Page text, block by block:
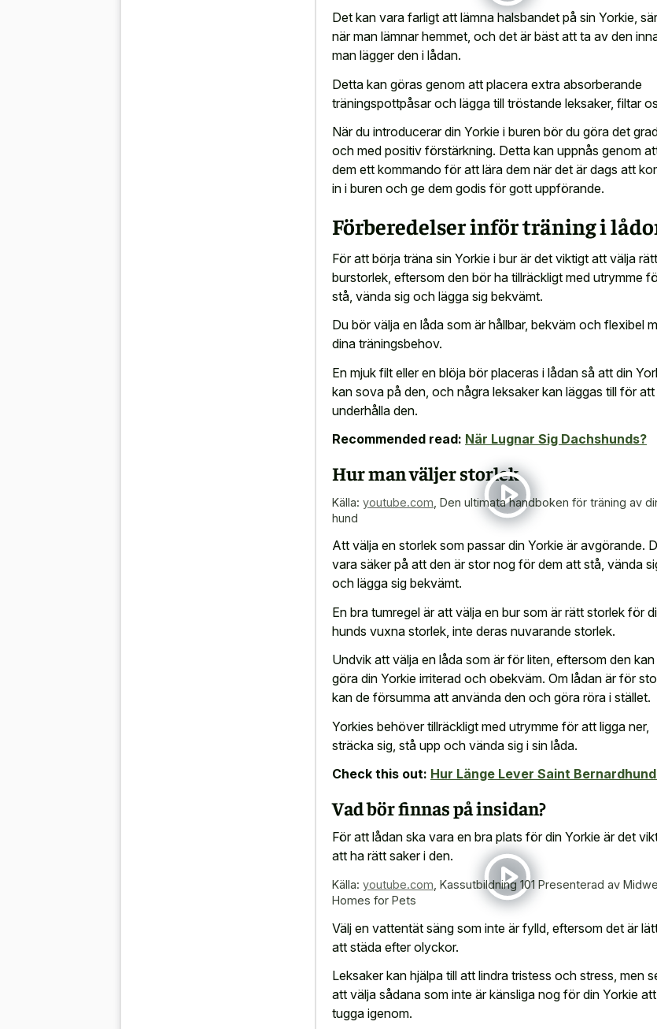
Det kan vara farligt att lämna halsbandet på sin Yorkie,
när man lämnar hemmet, och det är bäst att ta av den
man lägger den i lådan.
Detta kan göras genom att placera extra absorberande
träningspottpåsar och lägga till tröstande leksaker, filtar
När du introducerar din Yorkie i buren bör du göra det
och med positiv förstärkning. Detta kan uppnås genom
dem ett kommando för att lära dem när det är dags att
in i buren och ge dem godis för gott uppförande.
Förberedelser inför träning i
För att börja träna sin Yorkie i bur är det viktigt att välja rätt
burstorlek, eftersom den bör ha tillräckligt med utrymme
stå, vända sig och lägga sig bekvämt.
Du bör välja en låda som är hållbar, bekväm och flexibel
dina träningsbehov.
En mjuk filt eller en blöja bör placeras i lådan så att din
kan sova på den, och några leksaker kan läggas till för att
underhålla den.
Recommended read: När Lugnar Sig Dachshunds?
Hur man väljer storlek
Källa: youtube.com Den ultimata handboken för träning av
hund
Att välja en storlek som passar din Yorkie är avgörande.
vara säker på att den är stor nog för dem att stå, vända
och lägga sig bekvämt.
En bra tumregel är att välja en bur som är rätt storlek för
hunds vuxna storlek, inte deras nuvarande storlek.
Undvik att välja en låda som är för liten, eftersom den kan
göra din Yorkie irriterad och obekväm. Om lådan är för
kan de försumma att använda den och göra röra i stället.
Yorkies behöver tillräckligt med utrymme för att ligga ner,
sträcka sig, stå upp och vända sig i sin låda.
Check this out: Hur Länge Lever Saint
Vad bör finnas på insidan?
För att lådan ska vara en bra plats för din Yorkie är det
att ha rätt saker i den.
Källa: youtube.com Kassutbildning 101 Presenterad av
Homes for Pets
Välj en vattentät säng som inte är fylld, eftersom det är
att städa efter olyckor.
Leksaker kan hjälpa till att lindra tristess och stress, men
att välja sådana som inte är känsliga nog för din Yorkie att
tugga igenom.